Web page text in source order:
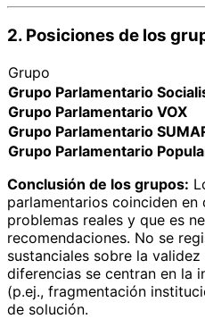
2. Posiciones de los
Grupo
Grupo Parlamentario
Grupo Parlamentario VOX
Grupo Parlamentario
Grupo Parlamentario
Conclusión de los grupos:
parlamentarios coinciden
problemas reales y que es
recomendaciones. No se
sustanciales sobre la
diferencias se centran en la
(p.ej., fragmentación
de solución.